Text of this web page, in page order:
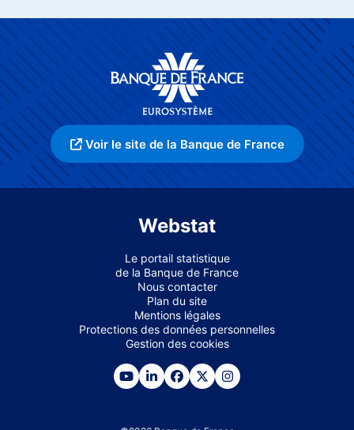
Voir le site de la Banque de France
Webstat
Le portail statistique
de la Banque de France
Nous contacter
Plan du site
Mentions légales
Protections des données personnelles
Gestion des cookies